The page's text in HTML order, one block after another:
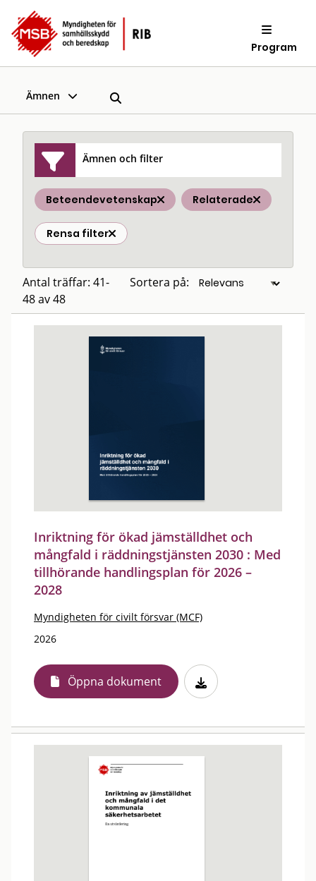
Program
Ämnen
Ämnen och filter
Beteendevetenskap Relaterade
Rensa filter
Antal träffar: 41-
48 av 48
Sortera på:
Inriktning för ökad jämställdhet och
mångfald i räddningstjänsten 2030 : Med
tillhörande handlingsplan för 2026 –
2028
Myndigheten för civilt försvar (MCF)
2026
Öppna dokument